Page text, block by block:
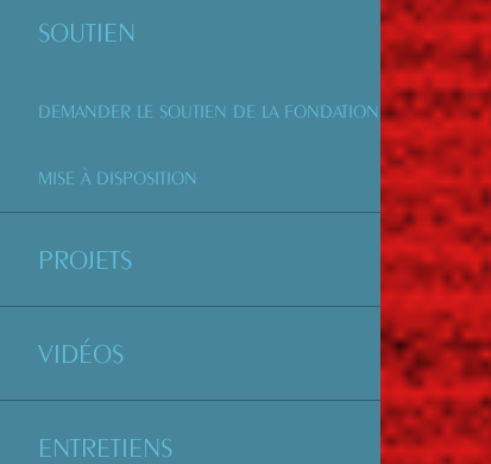
SOUTIEN
DEMANDER LE SOUTIEN DE LA FONDATION
MISE À DISPOSITION
PROJETS
VIDÉOS
ENTRETIENS